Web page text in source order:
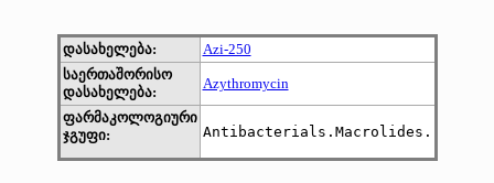
დასახელება:
Azi-250
საერთაშორისო
დასახელება:
Azythromycin
ფარმაკოლოგიური
ჯგუფი:
Antibacterials.Macrolides.